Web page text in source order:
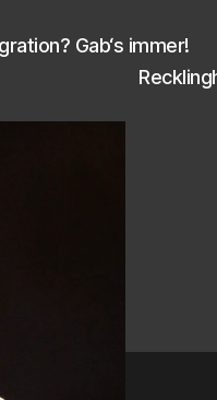
Gab‘s immer!